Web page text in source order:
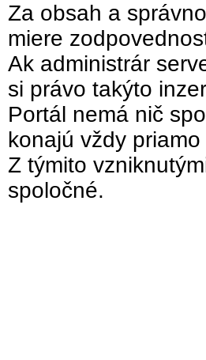
Za obsah a
miere
Ak administrár
si právo takýto
Portál nemá nič
konajú vždy
Z týmito
spoločné.